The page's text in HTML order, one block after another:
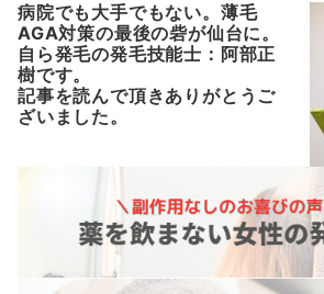
病院でも大手でもない。薄毛
AGA対策の最後の砦が仙台に。
自ら発毛の発毛技能士：阿部正
樹です。
記事を読んで頂きありがとうご
ざいました。